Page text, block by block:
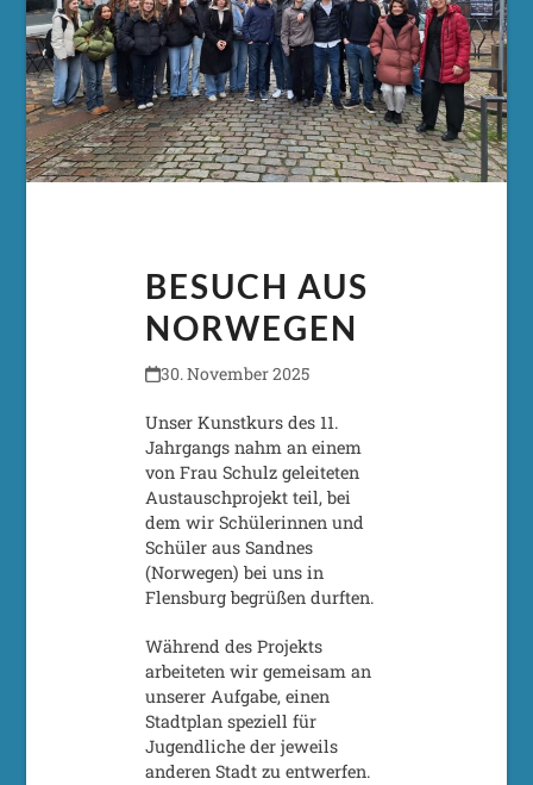
BESUCH AUS
NORWEGEN
30. November 2025
Unser Kunstkurs des 11.
Jahrgangs nahm an einem
von Frau Schulz geleiteten
Austauschprojekt teil, bei
dem wir Schülerinnen und
Schüler aus Sandnes
(Norwegen) bei uns in
Flensburg begrüßen durften.
Während des Projekts
arbeiteten wir gemeisam an
unserer Aufgabe, einen
Stadtplan speziell für
Jugendliche der jeweils
anderen Stadt zu entwerfen.